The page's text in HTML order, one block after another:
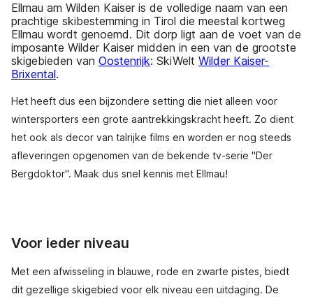
Ellmau am Wilden Kaiser is de volledige naam van een
prachtige skibestemming in Tirol die meestal kortweg
Ellmau wordt genoemd. Dit dorp ligt aan de voet van de
imposante Wilder Kaiser midden in een van de grootste
skigebieden van Oostenrijk: SkiWelt Wilder Kaiser-
Brixental.
Het heeft dus een bijzondere setting die niet alleen voor
wintersporters een grote aantrekkingskracht heeft. Zo dient
het ook als decor van talrijke films en worden er nog steeds
afleveringen opgenomen van de bekende tv-serie "Der
Bergdoktor". Maak dus snel kennis met Ellmau!
Voor ieder niveau
Met een afwisseling in blauwe, rode en zwarte pistes, biedt
dit gezellige skigebied voor elk niveau een uitdaging. De